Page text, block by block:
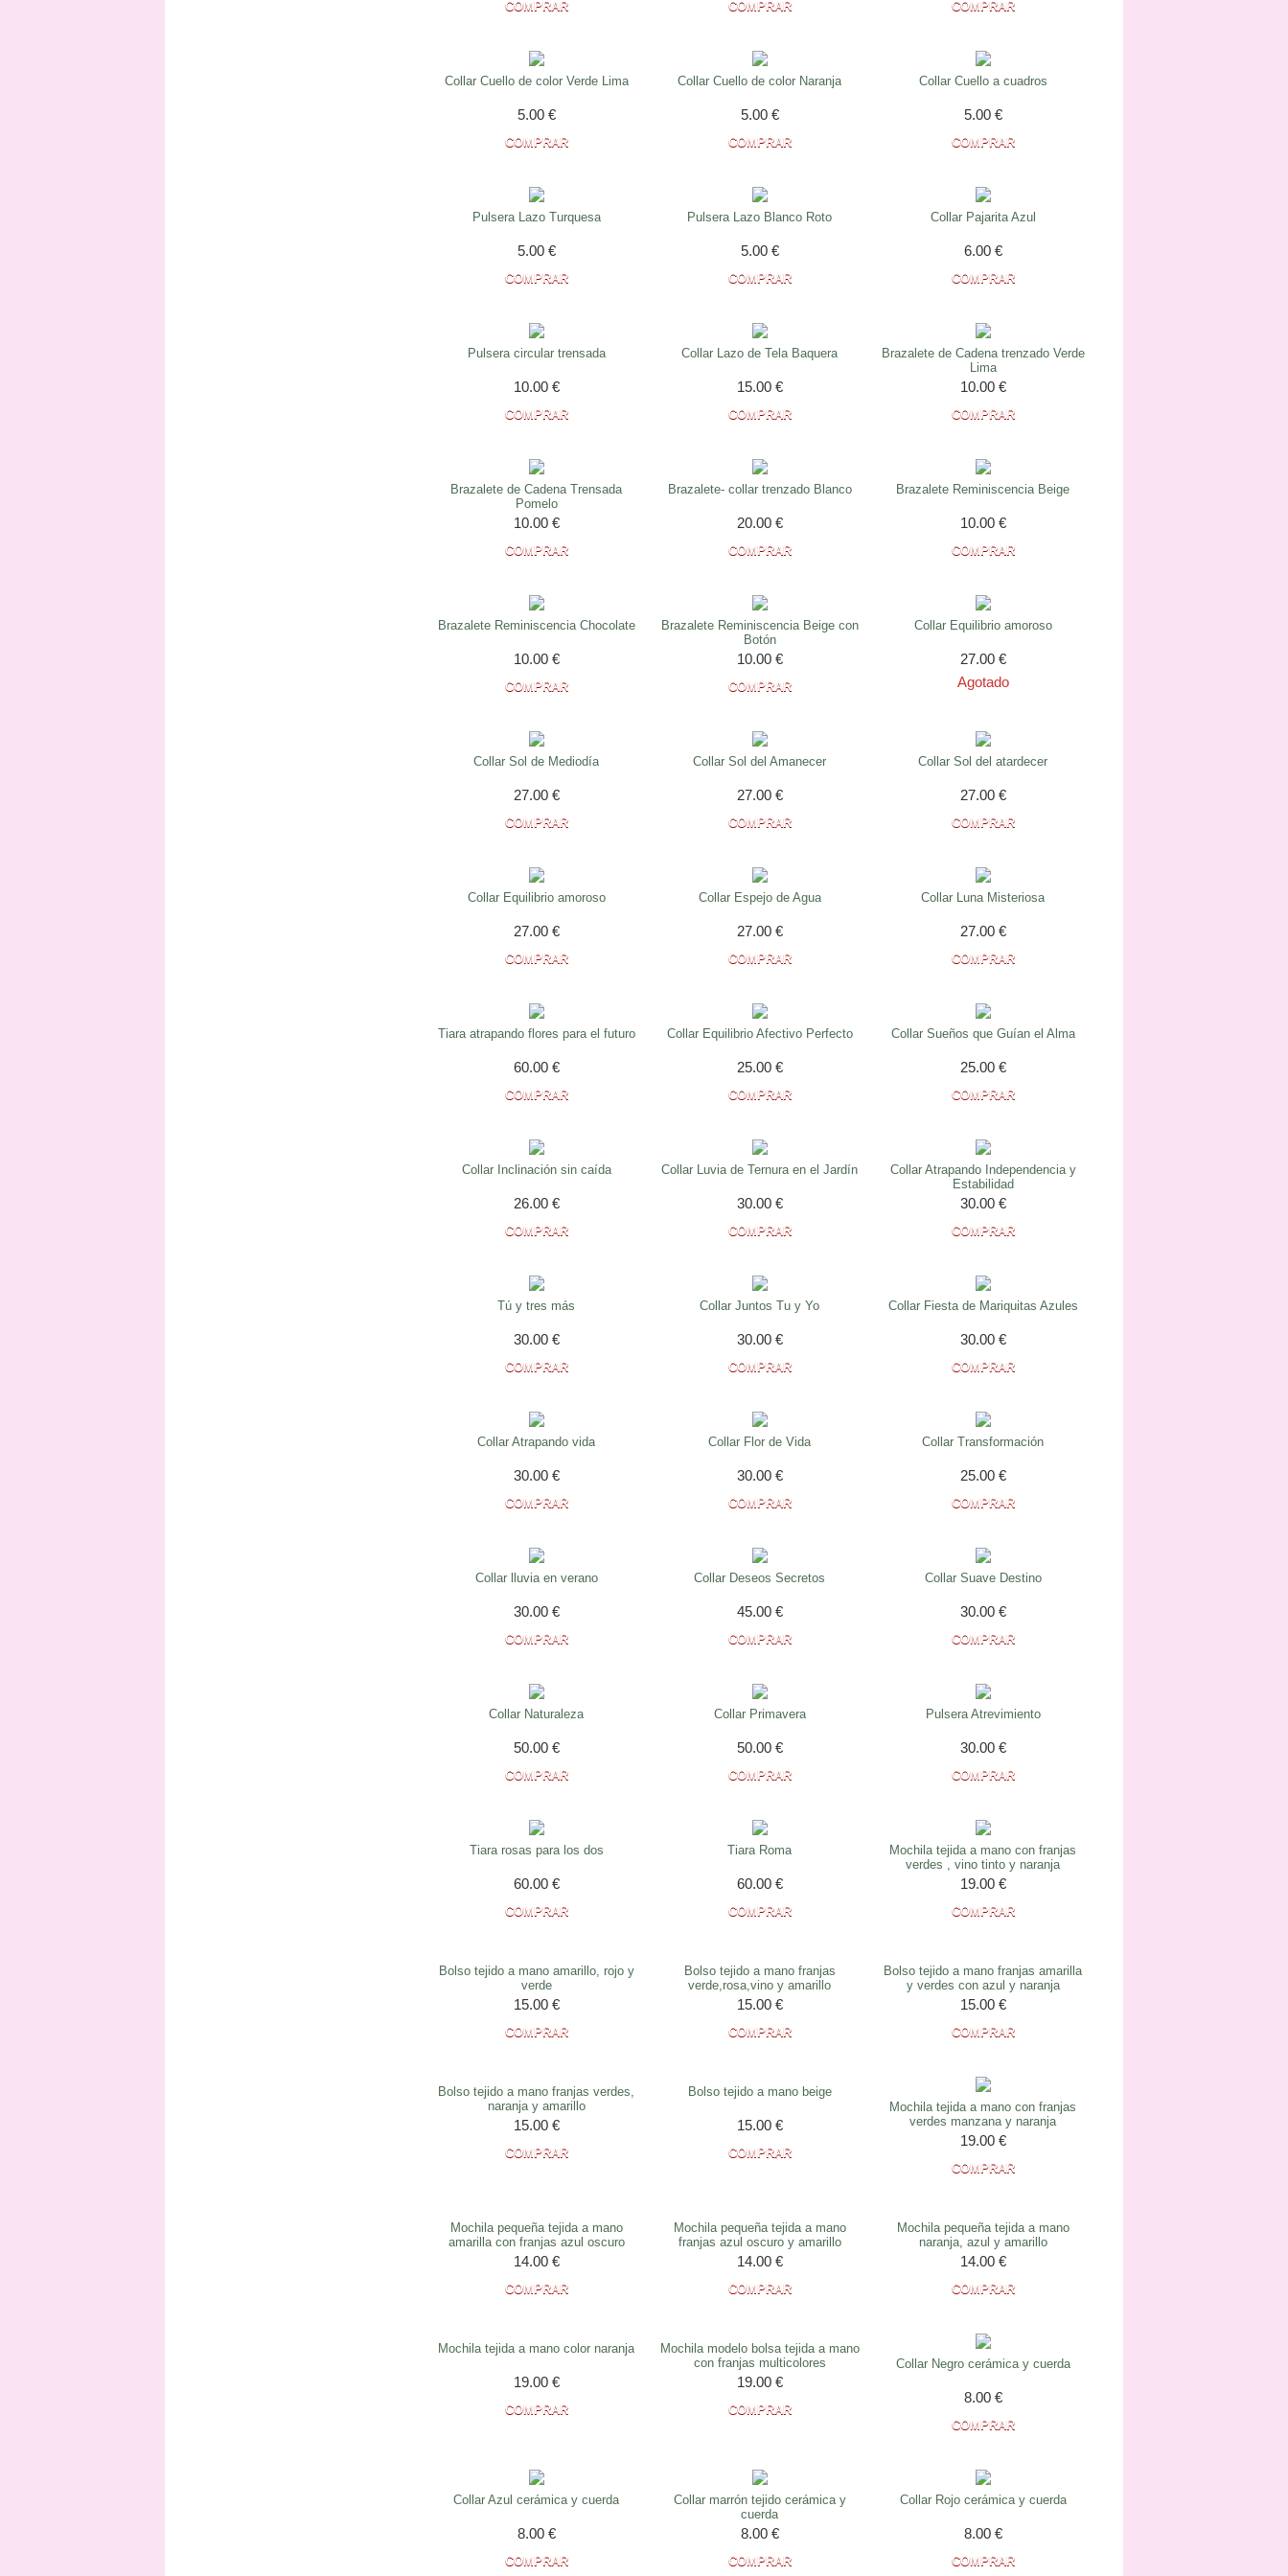
Collar Cuello de color Verde Lima
5.00 €
Collar Cuello de color Naranja
5.00 €
Collar Cuello a cuadros
5.00 €
Pulsera Lazo Turquesa
5.00 €
Pulsera Lazo Blanco Roto
5.00 €
Collar Pajarita Azul
6.00 €
Pulsera circular trensada
10.00 €
Collar Lazo de Tela Baquera
15.00 €
Brazalete de Cadena trenzado Verde
Lima
10.00 €
Brazalete de Cadena Trensada
Pomelo
10.00 €
Brazalete- collar trenzado Blanco
20.00 €
Brazalete Reminiscencia Beige
10.00 €
Brazalete Reminiscencia Chocolate
10.00 €
Brazalete Reminiscencia Beige con
Botón
10.00 €
Collar Equilibrio amoroso
27.00 €
Agotado
Collar Sol de Mediodía
27.00 €
Collar Sol del Amanecer
27.00 €
Collar Sol del atardecer
27.00 €
Collar Equilibrio amoroso
27.00 €
Collar Espejo de Agua
27.00 €
Collar Luna Misteriosa
27.00 €
Tiara atrapando flores para el futuro
60.00 €
Collar Equilibrio Afectivo Perfecto
25.00 €
Collar Sueños que Guían el Alma
25.00 €
Collar Inclinación sin caída
26.00 €
Collar Luvia de Ternura en el Jardín
30.00 €
Collar Atrapando Independencia y
Estabilidad
30.00 €
Tú y tres más
30.00 €
Collar Juntos Tu y Yo
30.00 €
Collar Fiesta de Mariquitas Azules
30.00 €
Collar Atrapando vida
30.00 €
Collar Flor de Vida
30.00 €
Collar Transformación
25.00 €
Collar lluvia en verano
30.00 €
Collar Deseos Secretos
45.00 €
Collar Suave Destino
30.00 €
Collar Naturaleza
50.00 €
Collar Primavera
50.00 €
Pulsera Atrevimiento
30.00 €
Tiara rosas para los dos
60.00 €
Tiara Roma
60.00 €
Mochila tejida a mano con franjas
verdes , vino tinto y naranja
19.00 €
Bolso tejido a mano amarillo, rojo y
verde
15.00 €
Bolso tejido a mano franjas
verde,rosa,vino y amarillo
15.00 €
Bolso tejido a mano franjas amarilla
y verdes con azul y naranja
15.00 €
Bolso tejido a mano franjas verdes,
naranja y amarillo
15.00 €
Bolso tejido a mano beige
15.00 €
Mochila tejida a mano con franjas
verdes manzana y naranja
19.00 €
Mochila pequeña tejida a mano
amarilla con franjas azul oscuro
14.00 €
Mochila pequeña tejida a mano
franjas azul oscuro y amarillo
14.00 €
Mochila pequeña tejida a mano
naranja, azul y amarillo
14.00 €
Mochila tejida a mano color naranja
19.00 €
Mochila modelo bolsa tejida a mano
con franjas multicolores
19.00 €
Collar Negro cerámica y cuerda
8.00 €
Collar Azul cerámica y cuerda
8.00 €
Collar marrón tejido cerámica y
cuerda
8.00 €
Collar Rojo cerámica y cuerda
8.00 €